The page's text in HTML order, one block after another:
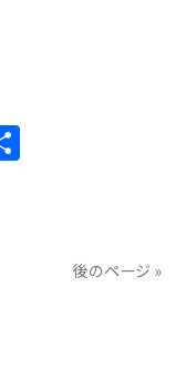
後のページ »